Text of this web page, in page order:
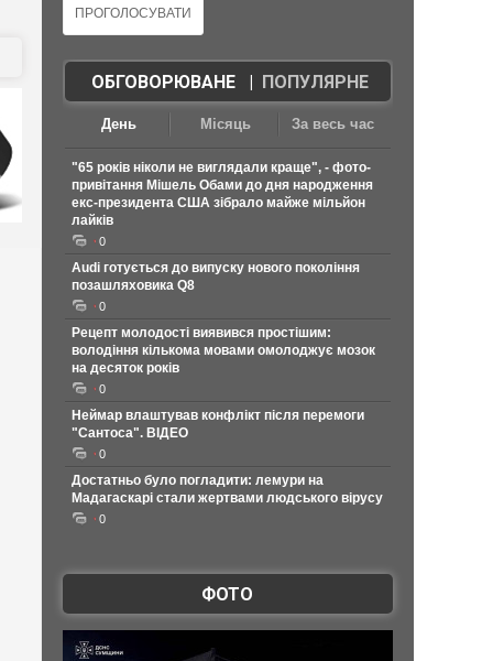
ОБГОВОРЮВАНЕ| ПОПУЛЯРНЕ
День Місяць За весь час
"65 років ніколи не виглядали краще", - фото-
привітання Мішель Обами до дня народження
екс-президента США зібрало майже мільйон
лайків
0
Audi готується до випуску нового покоління
позашляховика Q8
0
Рецепт молодості виявився простішим:
володіння кількома мовами омолоджує мозок
на десяток років
0
Неймар влаштував конфлікт після перемоги
"Сантоса". ВІДЕО
0
Достатньо було погладити: лемури на
Мадагаскарі стали жертвами людського вірусу
0
ФОТО